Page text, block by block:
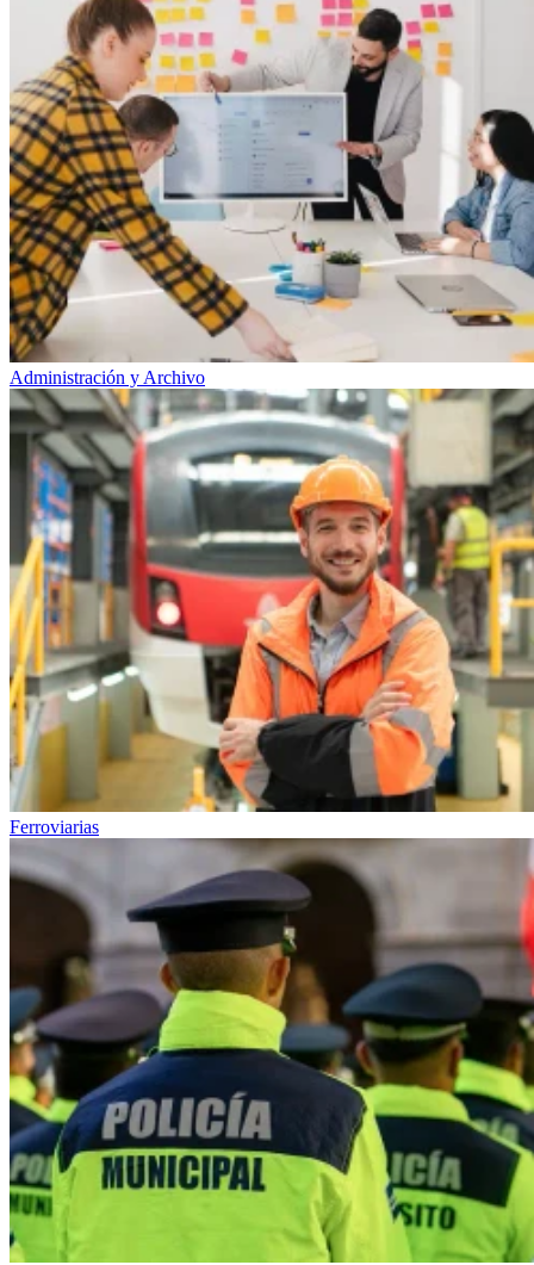
Administración y Archivo
Ferroviarias